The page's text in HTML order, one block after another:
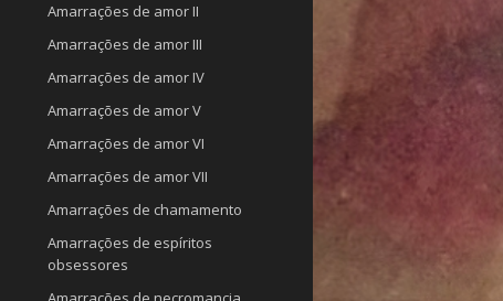
Amarrações de amor II
Amarrações de amor III
Amarrações de amor IV
Amarrações de amor V
Amarrações de amor VI
Amarrações de amor VII
Amarrações de chamamento
Amarrações de espíritos
obsessores